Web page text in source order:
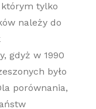
tylko
należy do
gdyż w 1990
było
porównania,